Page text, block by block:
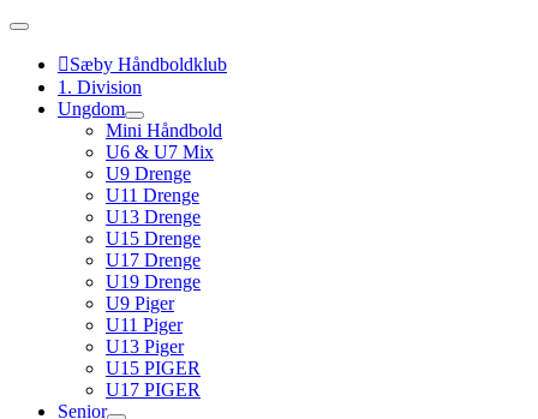
Skip
content Sæby Håndboldklub
1. Division
Ungdom
Mini Håndbold
U6 & U7 Mix
U9 Drenge
U11 Drenge
U13 Drenge
U15 Drenge
U17 Drenge
U19 Drenge
U9 Piger
U11 Piger
U13 Piger
U15 PIGER
U17 PIGER
Senior